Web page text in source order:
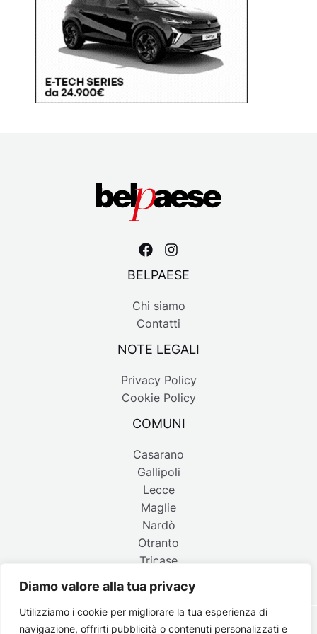
Diamo valore alla tua privacy
Utilizziamo i cookie per migliorare la tua esperienza di
navigazione, offrirti pubblicità o contenuti personalizzati e
BELPAESE
Chi siamo
Contatti
NOTE LEGALI
Privacy Policy
Cookie Policy
COMUNI
Casarano
Gallipoli
Lecce
Maglie
Nardò
Otranto
Tricase